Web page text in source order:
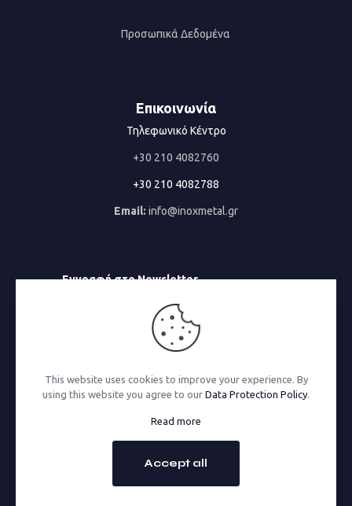
Προσωπικά Δεδομένα
Επικοινωνία
Τηλεφωνικό Κέντρο
+30 210 4082760
+30 210 4082788
Email: info@inoxmetal.gr
Εγγραφή στο Newsletter
This website uses cookies to improve your experience. By
using this website you agree to our Data Protection Policy.
Read more
Accept all